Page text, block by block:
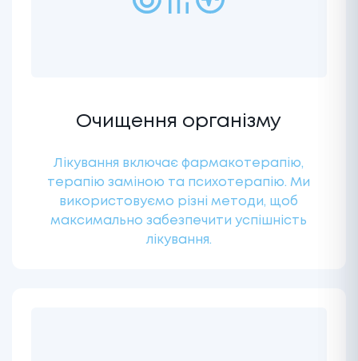
Очищення організму
Лікування включає фармакотерапію,
терапію заміною та психотерапію. Ми
використовуємо різні методи, щоб
максимально забезпечити успішність
лікування.